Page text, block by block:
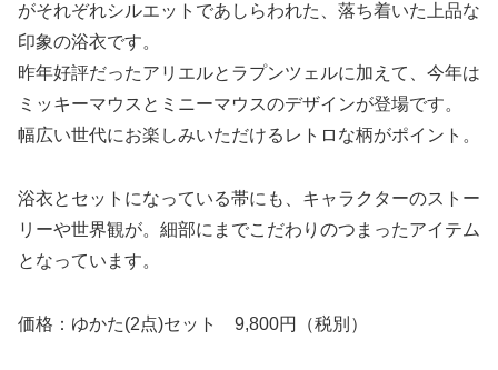
がそれぞれシルエットであしらわれた、落ち着いた上品な
印象の浴衣です。
昨年好評だったアリエルとラプンツェルに加えて、今年は
ミッキーマウスとミニーマウスのデザインが登場です。
幅広い世代にお楽しみいただけるレトロな柄がポイント。
浴衣とセットになっている帯にも、キャラクターのストー
リーや世界観が。細部にまでこだわりのつまったアイテム
となっています。
価格：ゆかた(2点)セット 9,800円（税別）